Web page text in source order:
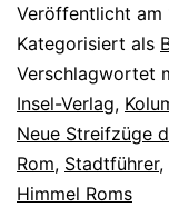
Veröffentlicht am
Kategorisiert als
Verschlagwortet
Insel-Verlag,
Neue Streifzüge
Rom, Stadtführer,
Himmel Roms